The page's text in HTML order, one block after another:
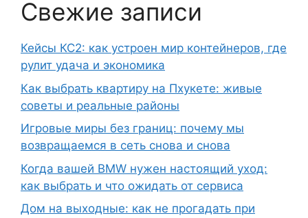
Свежие записи
Кейсы КС2: как устроен мир контейнеров, где
рулит удача и экономика
Как выбрать квартиру на Пхукете: живые
советы и реальные районы
Игровые миры без границ: почему мы
возвращаемся в сеть снова и снова
Когда вашей BMW нужен настоящий уход:
как выбрать и что ожидать от сервиса
Дом на выходные: как не прогадать при